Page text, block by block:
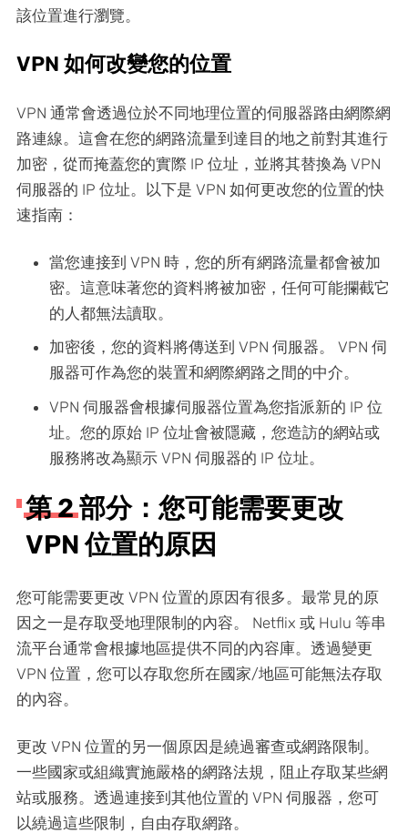
該位置進行瀏覽。
VPN 如何改變您的位置
VPN 通常會透過位於不同地理位置的伺服器路由網際網
路連線。這會在您的網路流量到達目的地之前對其進行
加密，從而掩蓋您的實際 IP 位址，並將其替換為 VPN
伺服器的 IP 位址。以下是 VPN 如何更改您的位置的快
速指南：
當您連接到 VPN 時，您的所有網路流量都會被加
密。這意味著您的資料將被加密，任何可能攔截它
的人都無法讀取。
加密後，您的資料將傳送到 VPN 伺服器。 VPN 伺
服器可作為您的裝置和網際網路之間的中介。
VPN 伺服器會根據伺服器位置為您指派新的 IP 位
址。您的原始 IP 位址會被隱藏，您造訪的網站或
服務將改為顯示 VPN 伺服器的 IP 位址。
第 2 部分：您可能需要更改
VPN 位置的原因
您可能需要更改 VPN 位置的原因有很多。最常見的原
因之一是存取受地理限制的內容。 Netflix 或 Hulu 等串
流平台通常會根據地區提供不同的內容庫。透過變更
VPN 位置，您可以存取您所在國家/地區可能無法存取
的內容。
更改 VPN 位置的另一個原因是繞過審查或網路限制。
一些國家或組織實施嚴格的網路法規，阻止存取某些網
站或服務。透過連接到其他位置的 VPN 伺服器，您可
以繞過這些限制，自由存取網路。